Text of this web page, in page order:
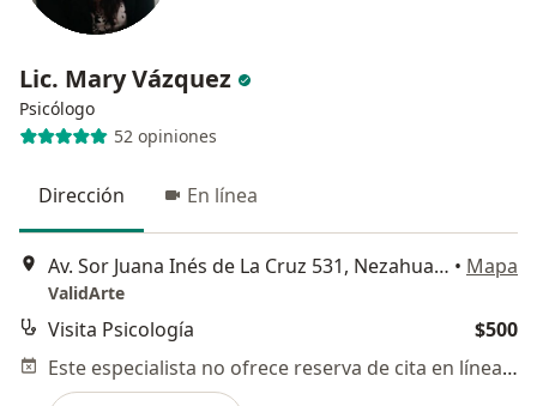
Lic. Mary Vázquez
Psicólogo
52 opiniones
Dirección En línea
Av. Sor Juana Inés de La Cruz 531, Nezahualcóyotl • Mapa
ValidArte
Visita Psicología
$500
Este especialista no ofrece reserva de cita en línea en esta dirección.